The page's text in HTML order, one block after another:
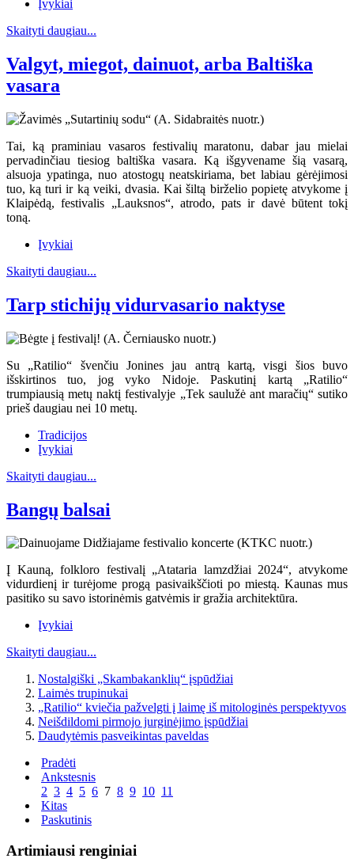
Įvykiai
Skaityti daugiau...
Valgyt, miegot, dainuot, arba Baltiška
vasara
Tai, ką praminiau vasaros festivalių maratonu, dabar jau mielai
pervadinčiau tiesiog baltiška vasara. Ką išgyvename šią vasarą,
alsuoja ypatinga, nuo atostogų neatskiriama, bet labiau gėrėjimosi
tuo, ką turi ir ką veiki, dvasia. Kai šiltą birželio popietę atvykome į
Klaipėdą, festivalis „Lauksnos“, atrodo, pats ir davė būtent tokį
toną.
Įvykiai
Skaityti daugiau...
Tarp stichijų vidurvasario naktyse
Su „Ratilio“ švenčiu Jonines jau antrą kartą, visgi šios buvo
išskirtinos tuo, jog vyko Nidoje. Paskutinį kartą „Ratilio“
trumpiausią metų naktį festivalyje „Tek saulužė ant maračių“ sutiko
prieš daugiau nei 10 metų.
Tradicijos
Įvykiai
Skaityti daugiau...
Bangų balsai
Į Kauną, folkloro festivalį „Atataria lamzdžiai 2024“, atvykome
vidurdienį ir turėjome progą pasivaikščioti po miestą. Kaunas mus
pasitiko su savo istorinėmis gatvėmis ir gražia architektūra.
Įvykiai
Skaityti daugiau...
Nostalgiški „Skambakanklių“ įspūdžiai
Laimės trupinukai
„Ratilio“ kviečia pažvelgti į laimę iš mitologinės perspektyvos
Neišdildomi pirmojo jurginėjimo įspūdžiai
Daudytėmis pasveikintas paveldas
Pradėti
Ankstesnis
2 3 4 5 6 7 8 9 10 11
Kitas
Paskutinis
Artimiausi renginiai